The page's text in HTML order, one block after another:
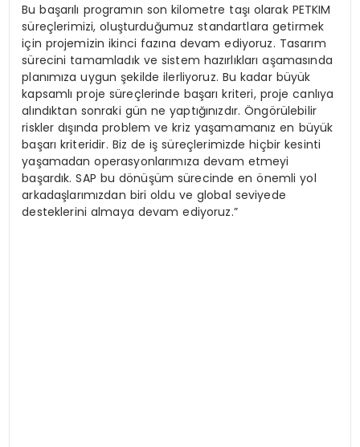
Bu başarılı programın son kilometre taşı olarak PETKIM
süreçlerimizi, oluşturduğumuz standartlara getirmek
için projemizin ikinci fazına devam ediyoruz. Tasarım
sürecini tamamladık ve sistem hazırlıkları aşamasında
planımıza uygun şekilde ilerliyoruz. Bu kadar büyük
kapsamlı proje süreçlerinde başarı kriteri, proje canlıya
alındıktan sonraki gün ne yaptığınızdır. Öngörülebilir
riskler dışında problem ve kriz yaşamamanız en büyük
başarı kriteridir. Biz de iş süreçlerimizde hiçbir kesinti
yaşamadan operasyonlarımıza devam etmeyi
başardık. SAP bu dönüşüm sürecinde en önemli yol
arkadaşlarımızdan biri oldu ve global seviyede
desteklerini almaya devam ediyoruz.”